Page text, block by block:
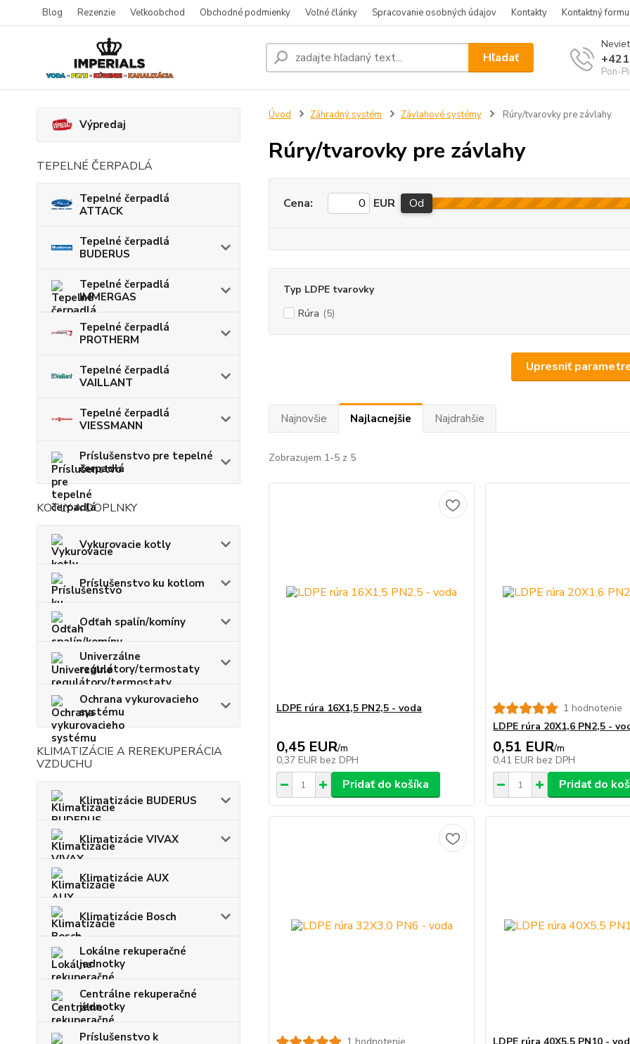
Blog Rezenzie Veľkoobchod Obchodné podmienky Voľné články Spracovanie osobných údajov Kontakty Kontaktný
Hľadať
Pon-
Výpredaj
TEPELNÉ ČERPADLÁ
Tepelné čerpadlá
ATTACK
Tepelné čerpadlá
BUDERUS
Tepelné čerpadlá
IMMERGAS
Tepelné čerpadlá
PROTHERM
Tepelné čerpadlá
VAILLANT
Tepelné čerpadlá
VIESSMANN
Príslušenstvo pre tepelné
čerpadlá
KOTLY A DOPLNKY
Vykurovacie kotly
Príslušenstvo ku kotlom
Odťah spalín/komíny
Univerzálne
regulátory/termostaty
Ochrana vykurovacieho
systému
KLIMATIZÁCIE A REREKUPERÁCIA
VZDUCHU
Klimatizácie BUDERUS
Klimatizácie VIVAX
Klimatizácie AUX
Klimatizácie Bosch
Lokálne rekuperačné
jednotky
Centrálne rekuperačné
jednotky
Príslušenstvo k
Úvod Záhradný systém Závlahové systémy Rúry/tvarovky pre závlahy
Rúry/tvarovky pre závlahy
Upresniť
Cena: EUR Od
Typ LDPE tvarovky
Rúra (5)
Najnovšie Najlacnejšie Najdrahšie
Zobrazujem 1-5 z 5
LDPE rúra 16X1,5 PN2,5 - voda
0,45 EUR/m
0,37 EUR bez DPH
Pridať do košíka
1 hodnotenie
LDPE rúra 20X1,6 PN2,5 -
0,51 EUR/m
0,41 EUR bez DPH
Pridať do